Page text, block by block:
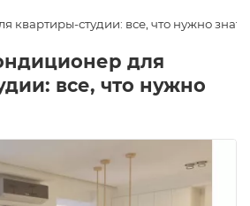
студии: все, что нужно знать!
для
все, что нужно